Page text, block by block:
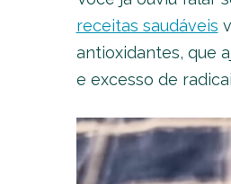
receitas saudáveis
antioxidantes, que
e excesso de